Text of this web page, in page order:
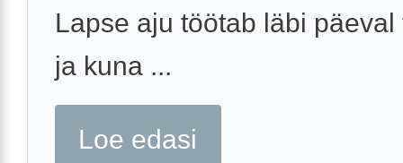
Lapse aju töötab läbi päeval
ja kuna ...
Loe edasi